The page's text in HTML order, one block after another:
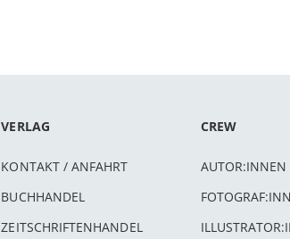
VERLAG
KONTAKT / ANFAHRT
BUCHHANDEL
ZEITSCHRIFTENHANDEL
CREW
AUTOR:INNEN